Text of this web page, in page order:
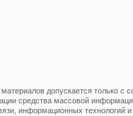
допускается только с
средства массовой
информационных технологий